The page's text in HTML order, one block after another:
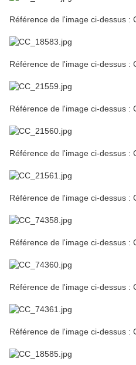
Référence de l'image ci-dessus :
Référence de l'image ci-dessus :
Référence de l'image ci-dessus :
Référence de l'image ci-dessus :
Référence de l'image ci-dessus :
Référence de l'image ci-dessus :
Référence de l'image ci-dessus :
Référence de l'image ci-dessus :